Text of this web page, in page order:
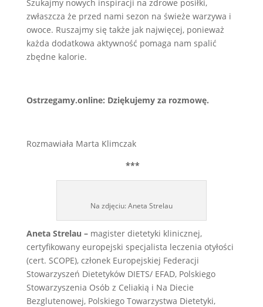
Szukajmy nowych inspiracji na zdrowe posiłki,
zwłaszcza że przed nami sezon na świeże warzywa i
owoce. Ruszajmy się także jak najwięcej, ponieważ
każda dodatkowa aktywność pomaga nam spalić
zbędne kalorie.
Ostrzegamy.online: Dziękujemy za rozmowę.
Rozmawiała Marta Klimczak
***
Na zdjęciu: Aneta Strelau
Aneta Strelau – magister dietetyki klinicznej,
certyfikowany europejski specjalista leczenia otyłości
(cert. SCOPE), członek Europejskiej Federacji
Stowarzyszeń Dietetyków DIETS/ EFAD, Polskiego
Stowarzyszenia Osób z Celiakią i Na Diecie
Bezglutenowej, Polskiego Towarzystwa Dietetyki,